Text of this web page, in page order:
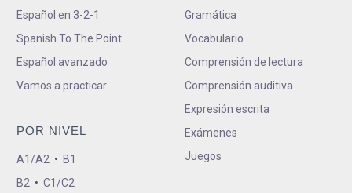
Español en 3-2-1
Spanish To The Point
Español avanzado
Vamos a practicar
POR NIVEL
A1/A2 • B1
B2 • C1/C2
Gramática
Vocabulario
Comprensión de lectura
Comprensión auditiva
Expresión escrita
Exámenes
Juegos